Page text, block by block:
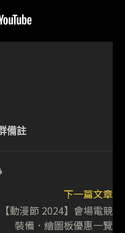
備註
下一篇文章
【動漫節 2024】會場電競
裝備．繪圖板優惠一覽